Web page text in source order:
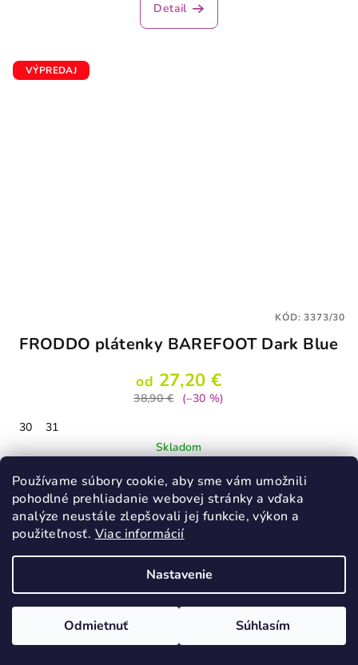
Používame súbory cookie, aby sme vám umožnili
pohodlné prehliadanie webovej stránky a vďaka
analýze neustále zlepšovali jej funkcie, výkon a
použiteľnosť. Viac informácií
Nastavenie
Odmietnuť Súhlasím
Detail
VÝPREDAJ
FRODDO plátenky BAREFOOT Dark Blue
od 27,20 €
38,90 €
(–30 %)
30
31
Skladom
Detail
KÓD:3373/30